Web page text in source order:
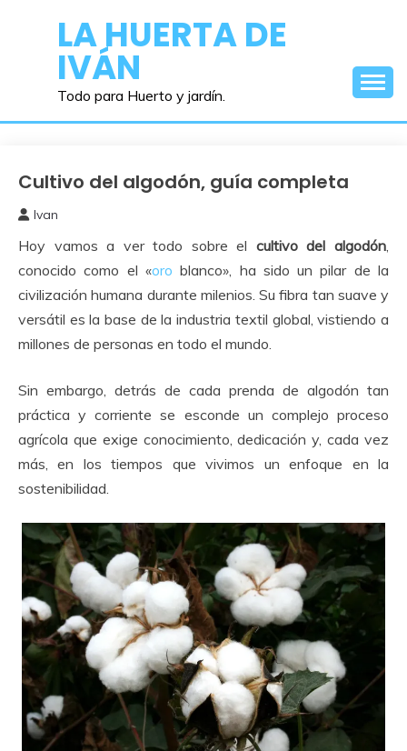
contenidoLA HUERTA DE
IVÁN
Todo para Huerto y jardín.
Como
o
Plantar
Cultivo del algodón, guía completa
agosto,
2025
Ivan
Hoy vamos a ver todo sobre el cultivo del algodón,
conocido como el «oro blanco», ha sido un pilar de la
civilización humana durante milenios. Su fibra tan suave y
versátil es la base de la industria textil global, vistiendo a
millones de personas en todo el mundo.
Sin embargo, detrás de cada prenda de algodón tan
práctica y corriente se esconde un complejo proceso
agrícola que exige conocimiento, dedicación y, cada vez
más, en los tiempos que vivimos un enfoque en la
sostenibilidad.